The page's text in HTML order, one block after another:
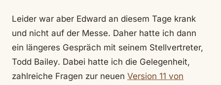
Leider war aber Edward an diesem Tage krank
und nicht auf der Messe. Daher hatte ich dann
ein längeres Gespräch mit seinem Stellvertreter,
Todd Bailey. Dabei hatte ich die Gelegenheit,
zahlreiche Fragen zur neuen Version 11 von